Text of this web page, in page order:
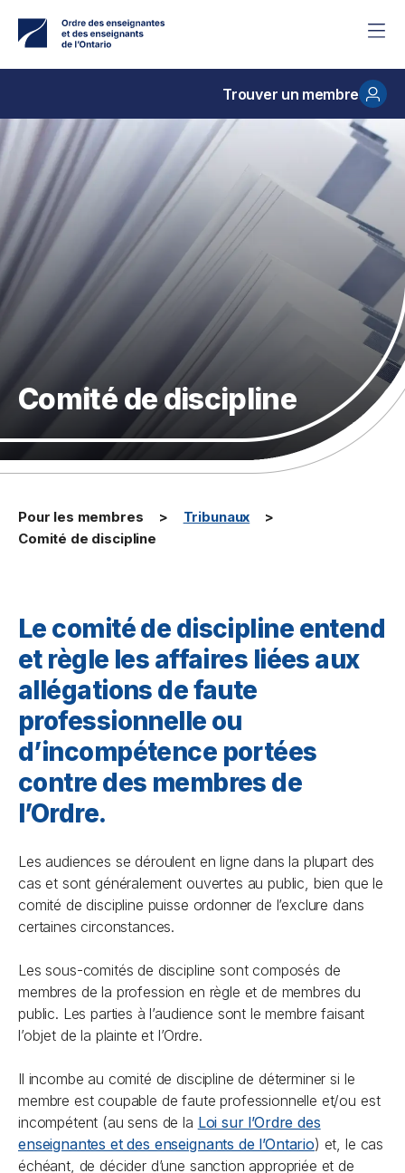
contenu
Trouver un membre
Comité de discipline
Pour les membres
Tribunaux
Comité de discipline
Le comité de discipline entend
et règle les affaires liées aux
allégations de faute
professionnelle ou
d’incompétence portées
contre des membres de
l’Ordre.
Les audiences se déroulent en ligne dans la plupart des
cas et sont généralement ouvertes au public, bien que le
comité de discipline puisse ordonner de l’exclure dans
certaines circonstances.
Les sous-comités de discipline sont composés de
membres de la profession en règle et de membres du
public. Les parties à l’audience sont le membre faisant
l’objet de la plainte et l’Ordre.
Il incombe au comité de discipline de déterminer si le
membre est coupable de faute professionnelle et/ou est
incompétent (au sens de la Loi sur l’Ordre des
enseignantes et des enseignants de l’Ontario) et, le cas
échéant, de décider d’une sanction appropriée et de